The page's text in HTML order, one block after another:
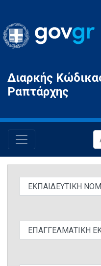
Gov.gr
Διαρκής
Ραπτάρχης